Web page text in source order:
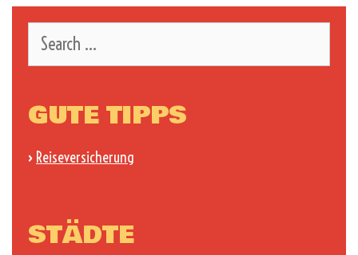
for:
GUTE TIPPS
› Reiseversicherung
STÄDTE